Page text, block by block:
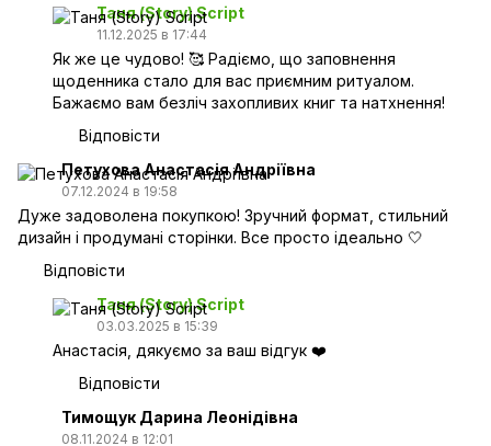
Таня (Story) Script
11.12.2025 в 17:44
Як же це чудово! 🥰 Радіємо, що заповнення
щоденника стало для вас приємним ритуалом.
Бажаємо вам безліч захопливих книг та натхнення!
Відповісти
Петухова Анастасія Андріївна
07.12.2024 в 19:58
Дуже задоволена покупкою! Зручний формат, стильний
дизайн і продумані сторінки. Все просто ідеально 🤍
Відповісти
Таня (Story) Script
03.03.2025 в 15:39
Анастасія, дякуємо за ваш відгук ❤️
Відповісти
Тимощук Дарина Леонідівна
08.11.2024 в 12:01